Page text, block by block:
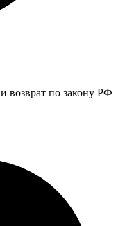
возврат по закону РФ —